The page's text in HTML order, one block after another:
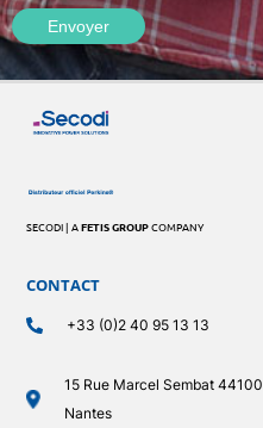
SECODI | AFETIS GROUPCOMPANY
CONTACT
+33 (0)2 40 95 13 13
15 Rue Marcel Sembat 44100
Nantes